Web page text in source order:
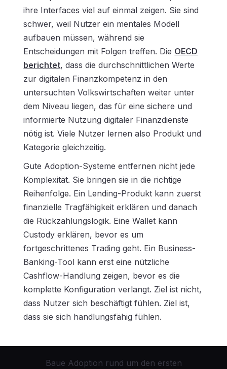
ihre Interfaces viel auf einmal zeigen. Sie sind
schwer, weil Nutzer ein mentales Modell
aufbauen müssen, während sie
Entscheidungen mit Folgen treffen. Die OECD
berichtet, dass die durchschnittlichenWerte
zur digitalen Finanzkompetenz in den
untersuchten Volkswirtschaften weiter unter
dem Niveau liegen, das für eine sichere und
informierte Nutzung digitaler Finanzdienste
nötig ist. Viele Nutzer lernen also Produkt und
Kategorie gleichzeitig.
Gute Adoption-Systeme entfernen nicht jede
Komplexität. Sie bringen sie in die richtige
Reihenfolge. Ein Lending-Produkt kann zuerst
finanzielle Tragfähigkeit erklären und danach
die Rückzahlungslogik. Eine Wallet kann
Custody erklären, bevor es um
fortgeschrittenes Trading geht. Ein Business-
Banking-Tool kann erst eine nützliche
Cashflow-Handlung zeigen, bevor es die
komplette Konfiguration verlangt. Ziel ist nicht,
dass Nutzer sich beschäftigt fühlen. Ziel ist,
dass sie sich handlungsfähig fühlen.
Baue Adoption rund um den ersten